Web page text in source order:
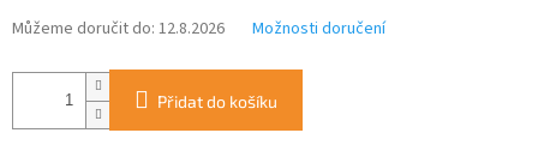
Můžeme doručit do: 12.8.2026 Možnosti doručení
Přidat do košíku